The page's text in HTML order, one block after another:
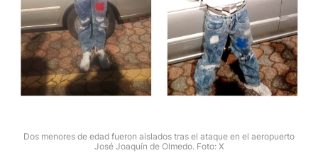
Dos menores de edad fueron aislados tras el ataque en el aeropuerto
José Joaquín de Olmedo. Foto: X